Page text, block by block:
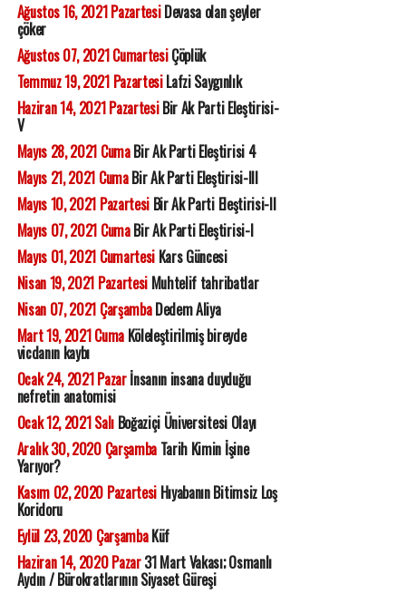
Ağustos 16, 2021 PazartesiDevasa olan şeyler
çöker
Ağustos 07, 2021 CumartesiÇöplük
Temmuz 19, 2021 PazartesiLafzi Saygınlık
Haziran 14, 2021 PazartesiBir Ak Parti Eleştirisi-
V
Mayıs 28, 2021 CumaBir Ak Parti Eleştirisi 4
Mayıs 21, 2021 CumaBir Ak Parti Eleştirisi-III
Mayıs 10, 2021 PazartesiBir Ak Parti Eleştirisi-II
Mayıs 07, 2021 CumaBir Ak Parti Eleştirisi-I
Mayıs 01, 2021 CumartesiKars Güncesi
Nisan 19, 2021 PazartesiMuhtelif tahribatlar
Nisan 07, 2021 ÇarşambaDedem Aliya
Mart 19, 2021 CumaKöleleştirilmiş bireyde
vicdanın kaybı
Ocak 24, 2021 Pazarİnsanın insana duyduğu
nefretin anatomisi
Ocak 12, 2021 SalıBoğaziçi Üniversitesi Olayı
Aralık 30, 2020 ÇarşambaTarih Kimin İşine
Yarıyor?
Kasım 02, 2020 PazartesiHıyabanın Bitimsiz Loş
Koridoru
Eylül 23, 2020 ÇarşambaKüf
Haziran 14, 2020 Pazar31 Mart Vakası; Osmanlı
Aydın / Bürokratlarının Siyaset Güreşi